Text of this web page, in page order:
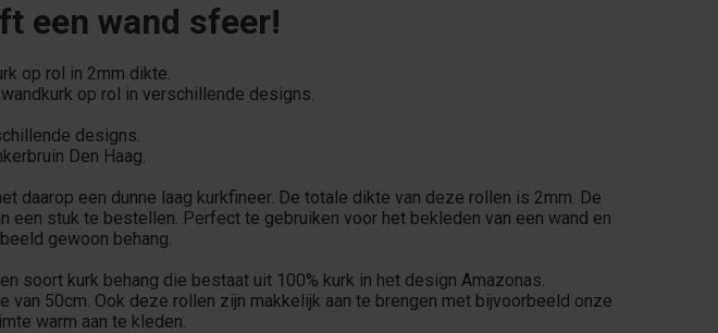
een wand sfeer!
op rol in 2mm dikte.
op rol in verschillende designs.
designs.
Den Haag.
daarop een dunne laag kurkfineer. De totale dikte van deze rollen is 2mm. De
een stuk te bestellen. Perfect te gebruiken voor het bekleden van een wand en
gewoon behang.
soort kurk behang die bestaat uit 100% kurk in het design Amazonas.
50cm. Ook deze rollen zijn makkelijk aan te brengen met bijvoorbeeld onze
warm aan te kleden.